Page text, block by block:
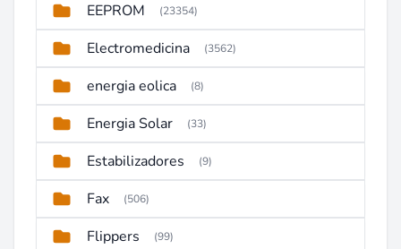
EEPROM (23354)
Electromedicina (3562)
energia eolica (8)
Energia Solar (33)
Estabilizadores (9)
Fax (506)
Flippers (99)